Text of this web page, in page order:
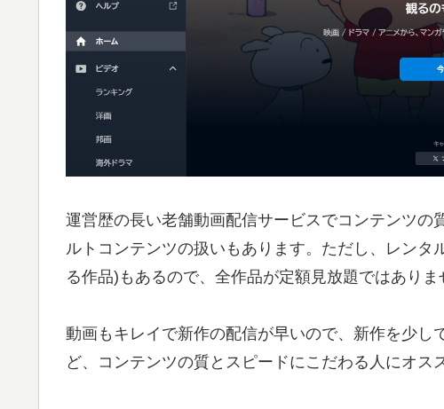
運営歴の長い老舗動画配信サービスでコンテンツ
ルトコンテンツの扱いもあります。ただし、レン
る作品)もあるので、全作品が定額見放題ではありま
動画もキレイで新作の配信が早いので、新作を少し
ど、コンテンツの質とスピードにこだわる人にオス